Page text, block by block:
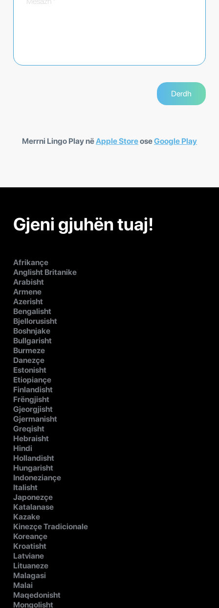
Merrni Lingo Play nëApple StoreoseGoogle Play
Gjeni gjuhën tuaj!
Afrikançe
Anglisht Britanike
Arabisht
Armene
Azerisht
Bengalisht
Bjellorusisht
Boshnjake
Bullgarisht
Burmeze
Danezçe
Estonisht
Etiopiançe
Finlandisht
Frëngjisht
Gjeorgjisht
Gjermanisht
Greqisht
Hebraisht
Hindi
Hollandisht
Hungarisht
Indoneziançe
Italisht
Japonezçe
Katalanase
Kazake
Kinezçe Tradicionale
Koreançe
Kroatisht
Latviane
Lituaneze
Malagasi
Malai
Maqedonisht
Mongolisht